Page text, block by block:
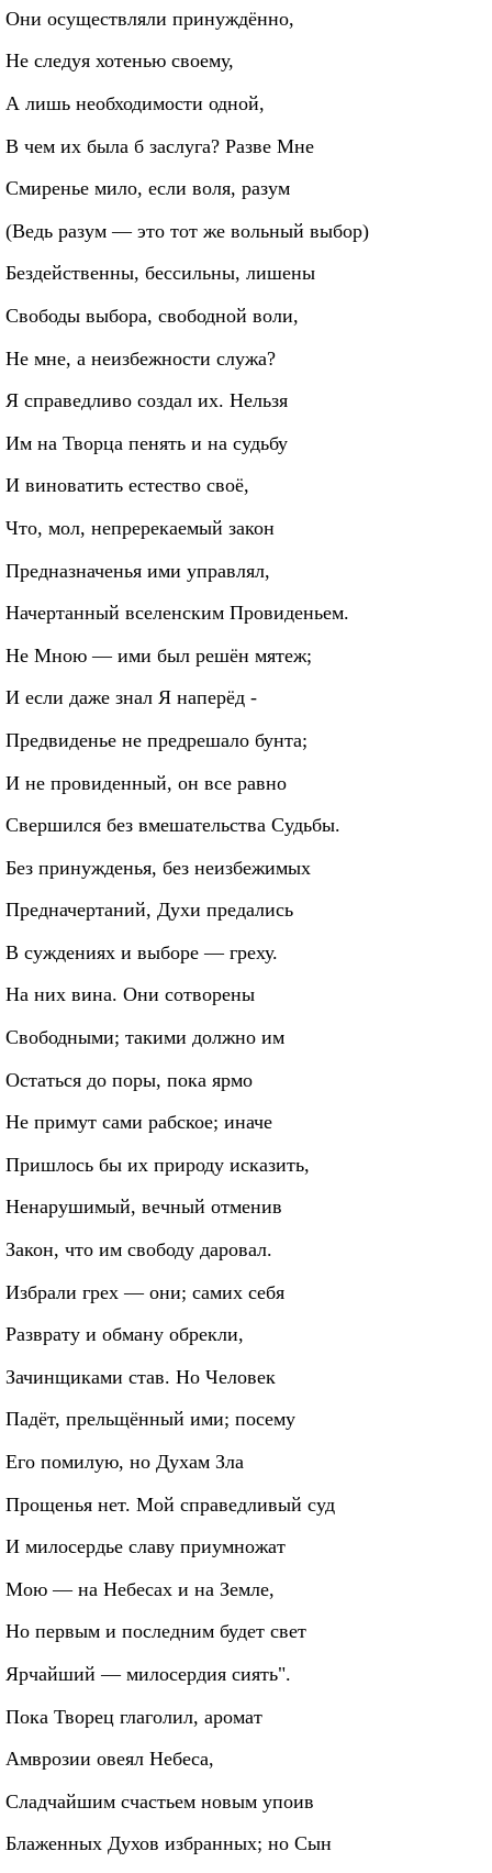
Они осуществляли принуждённо,
Не следуя хотенью своему,
А лишь необходимости одной,
В чем их была б заслуга? Разве Мне
Смиренье мило, если воля, разум
(Ведь разум — это тот же вольный выбор)
Бездейственны, бессильны, лишены
Свободы выбора, свободной воли,
Не мне, а неизбежности служа?
Я справедливо создал их. Нельзя
Им на Творца пенять и на судьбу
И виноватить естество своё,
Что, мол, непререкаемый закон
Предназначенья ими управлял,
Начертанный вселенским Провиденьем.
Не Мною — ими был решён мятеж;
И если даже знал Я наперёд -
Предвиденье не предрешало бунта;
И не провиденный, он все равно
Свершился без вмешательства Судьбы.
Без принужденья, без неизбежимых
Предначертаний, Духи предались
В суждениях и выборе — греху.
На них вина. Они сотворены
Свободными; такими должно им
Остаться до поры, пока ярмо
Не примут сами рабское; иначе
Пришлось бы их природу исказить,
Ненарушимый, вечный отменив
Закон, что им свободу даровал.
Избрали грех — они; самих себя
Разврату и обману обрекли,
Зачинщиками став. Но Человек
Падёт, прельщённый ими; посему
Его помилую, но Духам Зла
Прощенья нет. Мой справедливый суд
И милосердье славу приумножат
Мою — на Небесах и на Земле,
Но первым и последним будет свет
Ярчайший — милосердия сиять".
Пока Творец глаголил, аромат
Амврозии овеял Небеса,
Сладчайшим счастьем новым упоив
Блаженных Духов избранных; но Сын